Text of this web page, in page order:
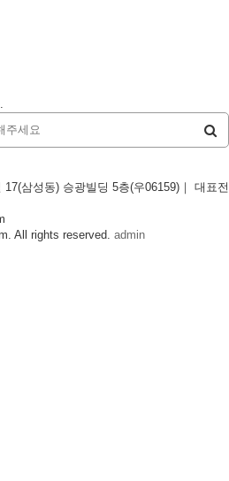
삼성동) 승광빌딩 5층(우06159)｜ 대표전
All rights reserved. admin